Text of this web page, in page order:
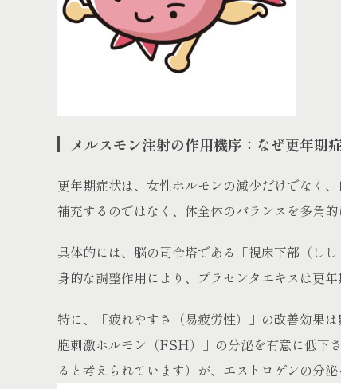
メルスモン注射の作用機序：なぜ更年期
更年期症状は、女性ホルモンの減少だけでなく
補充するのではなく、体全体のバランスを多角
具体的には、脳の司令塔である「視床下部（し
身的な調整作用により、プラセンタエキスは更
特に、「疲れやすさ（易疲労性）」の改善効果
胞刺激ホルモン（FSH）」の分泌を有意に低下
ると考えられています）が、エストロゲンの分